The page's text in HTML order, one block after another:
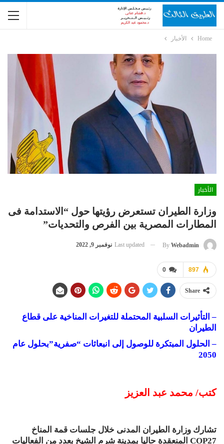
Home الأخبار
الأخبار
وزارة الطيران تستعرض رؤيتها حول “الاستدامة فى
المطارات المصرية بين الفرص والتحديات”
By Webadmin
Last updated نوفمبر 9, 2022
0 897
Share
– التأثيرات السلبية المحتملة للتغيرات المناخية على قطاع
الطيران
– الحلول المبتكرة للوصول إلى انبعاثات “صفرية”بحلول عام
2050
كتب/ محمد عبد العزيز
تشارك وزارة الطيران المدنى خلال جلسات قمة المناخ
COP27 المنعقدة حاليا بمدينة شرم الشيخ بعدد من الفعاليات